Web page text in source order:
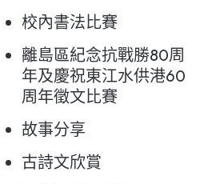
校內書法比賽
離島區紀念抗戰勝80周
年及慶祝東江水供港60
周年徵文比賽
故事分享
古詩文欣賞